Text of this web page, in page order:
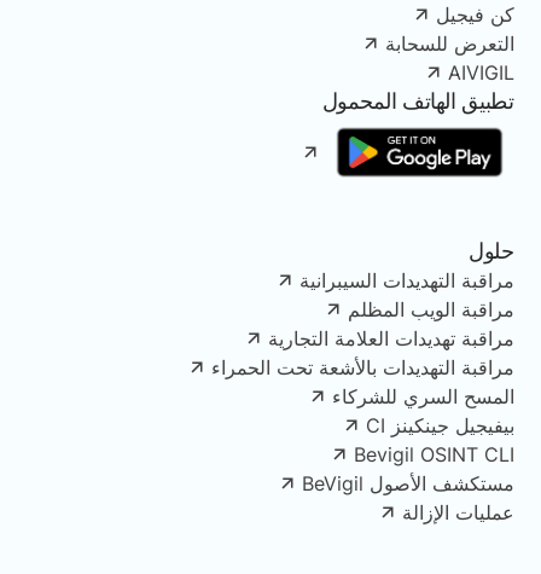
كن فيجيل
التعرض للسحابة
AIVIGIL
تطبيق الهاتف المحمول
حلول
مراقبة التهديدات السيبرانية
مراقبة الويب المظلم
مراقبة تهديدات العلامة التجارية
مراقبة التهديدات بالأشعة تحت الحمراء
المسح السري للشركاء
بيفيجيل جينكينز CI
Bevigil OSINT CLI
مستكشف الأصول BeVigil
عمليات الإزالة